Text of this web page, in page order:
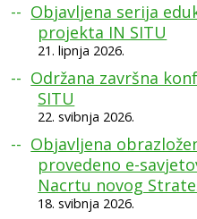
Objavljena serija
projekta IN SITU
21. lipnja 2026.
Održana završna
SITU
22. svibnja 2026.
Objavljena
provedeno e-
Nacrtu novog
18. svibnja 2026.